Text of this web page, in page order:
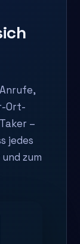
Ort-
–
jedes
zum